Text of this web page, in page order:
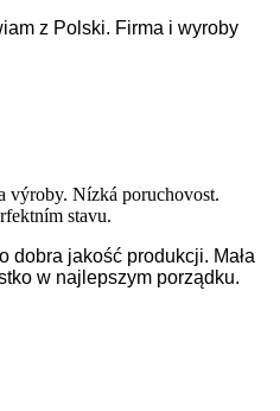
z Polski. Firma i wyroby
výroby. Nízká poruchovost.
stavu.
dobra jakość produkcji. Mała
w najlepszym porządku.